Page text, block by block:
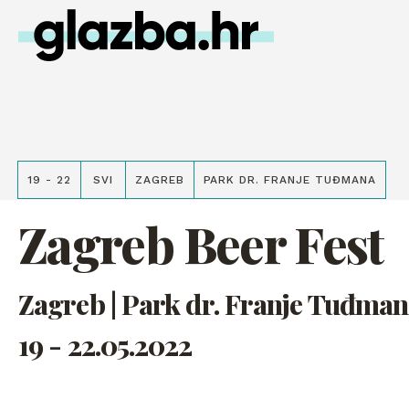
19 - 22 SVI ZAGREB PARK DR. FRANJE TUĐMANA
Zagreb Beer Fest
Zagreb | Park dr. Franje
19 - 22.05.2022